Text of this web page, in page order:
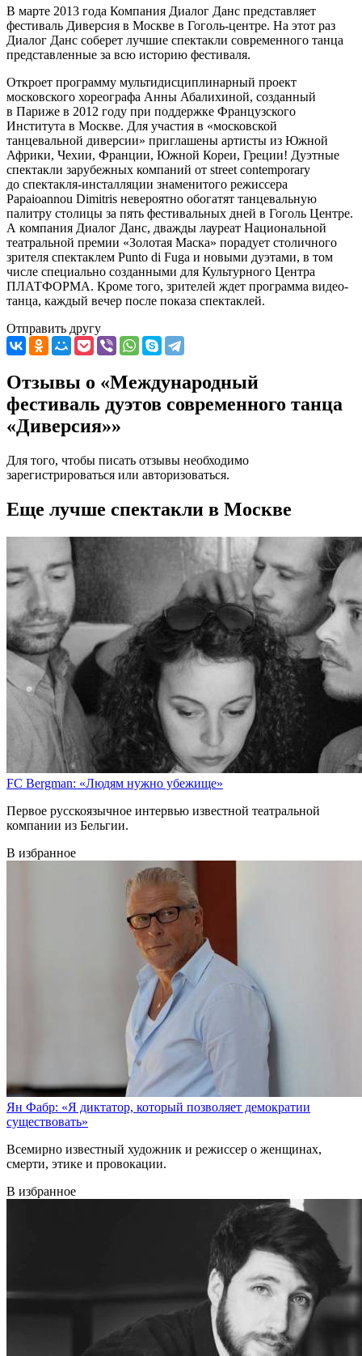
В марте 2013 года Компания Диалог Данс представляет
фестиваль Диверсия в Москве в Гоголь-центре. На этот раз
Диалог Данс соберет лучшие спектакли современного танца
представленные за всю историю фестиваля.
Откроет программу мультидисциплинарный проект
московского хореографа Анны Абалихиной, созданный
в Париже в 2012 году при поддержке Французского
Института в Москве. Для участия в «московской
танцевальной диверсии» приглашены артисты из Южной
Африки, Чехии, Франции, Южной Кореи, Греции! Дуэтные
спектакли зарубежных компаний от street contemporary
до спектакля-инсталляции знаменитого режиссера
Papaioannou Dimitris невероятно обогатят танцевальную
палитру столицы за пять фестивальных дней в Гоголь Центре.
А компания Диалог Данс, дважды лауреат Национальной
театральной премии «Золотая Маска» порадует столичного
зрителя спектаклем Punto di Fuga и новыми дуэтами, в том
числе специально созданными для Культурного Центра
ПЛАТФОРМА. Кроме того, зрителей ждет программа видео-
танца, каждый вечер после показа спектаклей.
Отправить другу
Отзывы о «Международный
фестиваль дуэтов современного танца
«Диверсия»»
Для того, чтобы писать отзывы необходимо
зарегистрироваться или авторизоваться.
Еще лучше спектакли в Москве
FC Bergman: «Людям нужно убежище»
Первое русскоязычное интервью известной театральной
компании из Бельгии.
В избранное
Ян Фабр: «Я диктатор, который позволяет демократии
существовать»
Всемирно известный художник и режиссер о женщинах,
смерти, этике и провокации.
В избранное